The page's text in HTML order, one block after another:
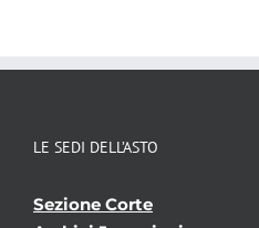
LE SEDI DELL’ASTO
Sezione Corte